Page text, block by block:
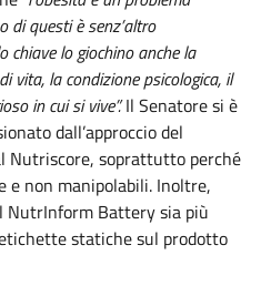
di questi è senz’altro
chiave lo giochino anche la
vita, la condizione psicologica, il
in cui si vive”.Il Senatore si è
dall’approccio del
soprattutto perché
non manipolabili. Inoltre,
NutrInform Battery sia più
statiche sul prodotto